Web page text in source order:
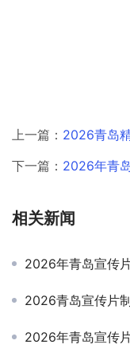
上一篇： 2026青岛精
下一篇： 2026年青
相关新闻
2026年青岛宣传片制
2026青岛宣传片
2026年青岛宣传片